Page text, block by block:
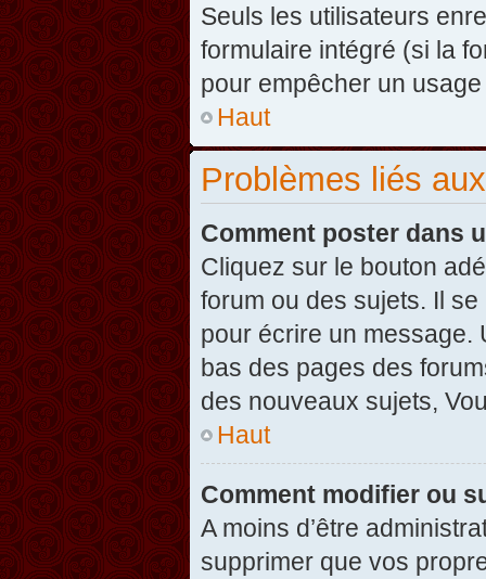
Seuls les utilisateurs
formulaire intégré (si la
pour empêcher un
Haut
Problèmes liés
Comment poster dans
Cliquez sur le bouton
forum ou des sujets. Il
pour écrire un message.
bas des pages des
des nouveaux sujets,
Haut
Comment modifier ou
A moins d’être
supprimer que vos